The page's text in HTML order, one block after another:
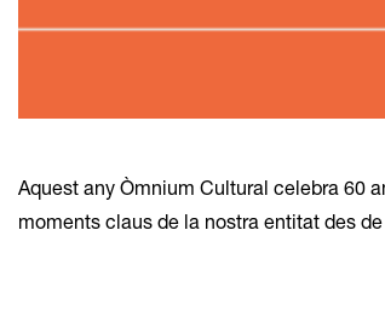
Aquest any Òmnium Cultural celebra 60
moments claus de la nostra entitat des